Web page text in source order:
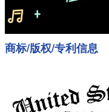
商标/版权/专利信息